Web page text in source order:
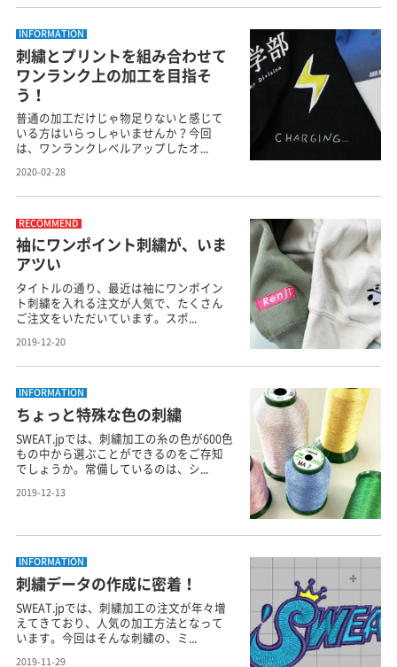
INFORMATION
刺繍とプリントを組み合わせて
ワンランク上の加工を目指そ
う！
普通の加工だけじゃ物足りないと感じて
いる方はいらっしゃいませんか？今回
は、ワンランクレベルアップしたオ...
2020-02-28
RECOMMEND
袖にワンポイント刺繍が、いま
アツい
タイトルの通り、最近は袖にワンポイン
ト刺繍を入れる注文が人気で、たくさん
ご注文をいただいています。スポ...
2019-12-20
INFORMATION
ちょっと特殊な色の刺繍
SWEAT.jpでは、刺繍加工の糸の色が600色
もの中から選ぶことができるのをご存知
でしょうか。常備しているのは、シ...
2019-12-13
INFORMATION
刺繍データの作成に密着！
SWEAT.jpでは、刺繍加工の注文が年々増
えてきており、人気の加工方法となって
います。今回はそんな刺繍の、ミ...
2019-11-29